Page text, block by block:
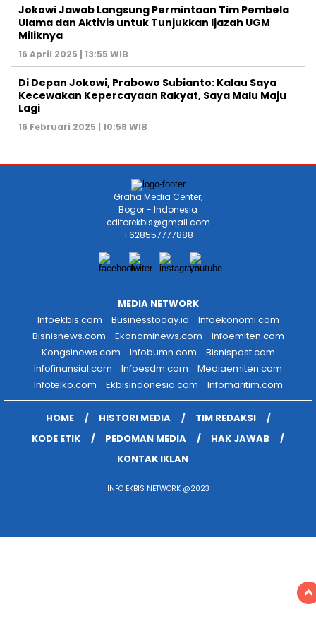
Jokowi Jawab Langsung Permintaan Tim Pembela
Ulama dan Aktivis untuk Tunjukkan Ijazah UGM
Miliknya
16 April 2025 | 13:55 WIB
Di Depan Jokowi, Prabowo Subianto: Kalau Saya
Kecewakan Kepercayaan Rakyat, Saya Malu Maju
Lagi
16 Februari 2025 | 10:58 WIB
Graha Media Center,
Bogor - Indonesia
editorekbis@gmail.com
+628557777888
MEDIA NETWORK
Infoekbis.com
Businesstoday.id
Infoekonomi.com
Bisnisnews.com
Ekonominews.com
Infoemiten.com
Kongsinews.com
Infobumn.com
Bisnispost.com
Infofinansial.com
Infoesdm.com
Mediaemiten.com
Infotelko.com
Ekbisindonesia.com Infomaritim.com
HOME HISTORI MEDIA
TIM REDAKSI
KODE ETIK
PEDOMAN MEDIA
HAK JAWAB
KONTAK IKLAN
INFO EKBIS NETWORK @2023